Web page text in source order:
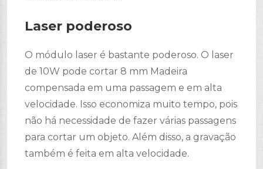
Laser poderoso
O módulo laser é bastante poderoso. O laser
de 10W pode cortar 8 mm Madeira
compensada em uma passagem e em alta
velocidade. Isso economiza muito tempo, pois
não há necessidade de fazer várias passagens
para cortar um objeto. Além disso, a gravação
também é feita em alta velocidade.